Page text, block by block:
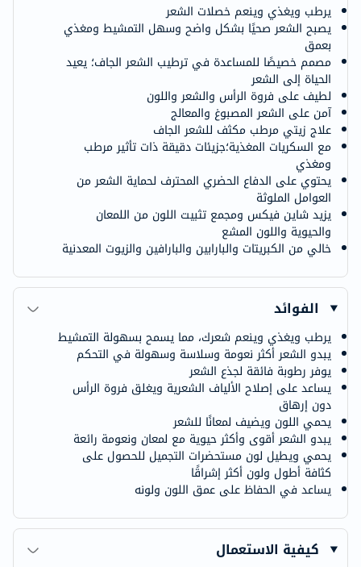
يرطب ويغذي وينعم خصلات الشعر
يصبح الشعر صحيًا بشكل واضح وسهل التمشيط ومغذي
بعمق
مصمم خصيصًا للمساعدة في ترطيب الشعر الجاف؛ يعيد
الحياة إلى الشعر
لطيف على فروة الرأس والشعر واللون
آمن على الشعر المصبوغ والمعالج
علاج زيتي مرطب مكثف للشعر الجاف
مع السكريات المغذية؛جزيئات دقيقة ذات تأثير مرطب
ومغذي
يحتوي على الدفاع الحضري المحترف لحماية الشعر من
العوامل الملوثة
يزيد شاين فيكس ومجمع تثبيت اللون من اللمعان
والحيوية واللون المشع
خالي من الكبريتات والبارابين والبارافين والزيوت المعدنية
الفوائد
يرطب ويغذي وينعم شعرك، مما يسمح بسهولة التمشيط
يبدو الشعر أكثر نعومة وسلاسة وسهولة في التحكم
يوفر رطوبة فائقة لجذع الشعر
يساعد على إصلاح الألياف الشعرية ويغلق فروة الرأس
دون إرهاق
يحمي اللون ويضيف لمعانًا للشعر
يبدو الشعر أقوى وأكثر حيوية مع لمعان ونعومة رائعة
يحمي ويطيل لون مستحضرات التجميل للحصول على
كثافة أطول ولون أكثر إشراقًا
يساعد في الحفاظ على عمق اللون ولونه
كيفية الاستعمال